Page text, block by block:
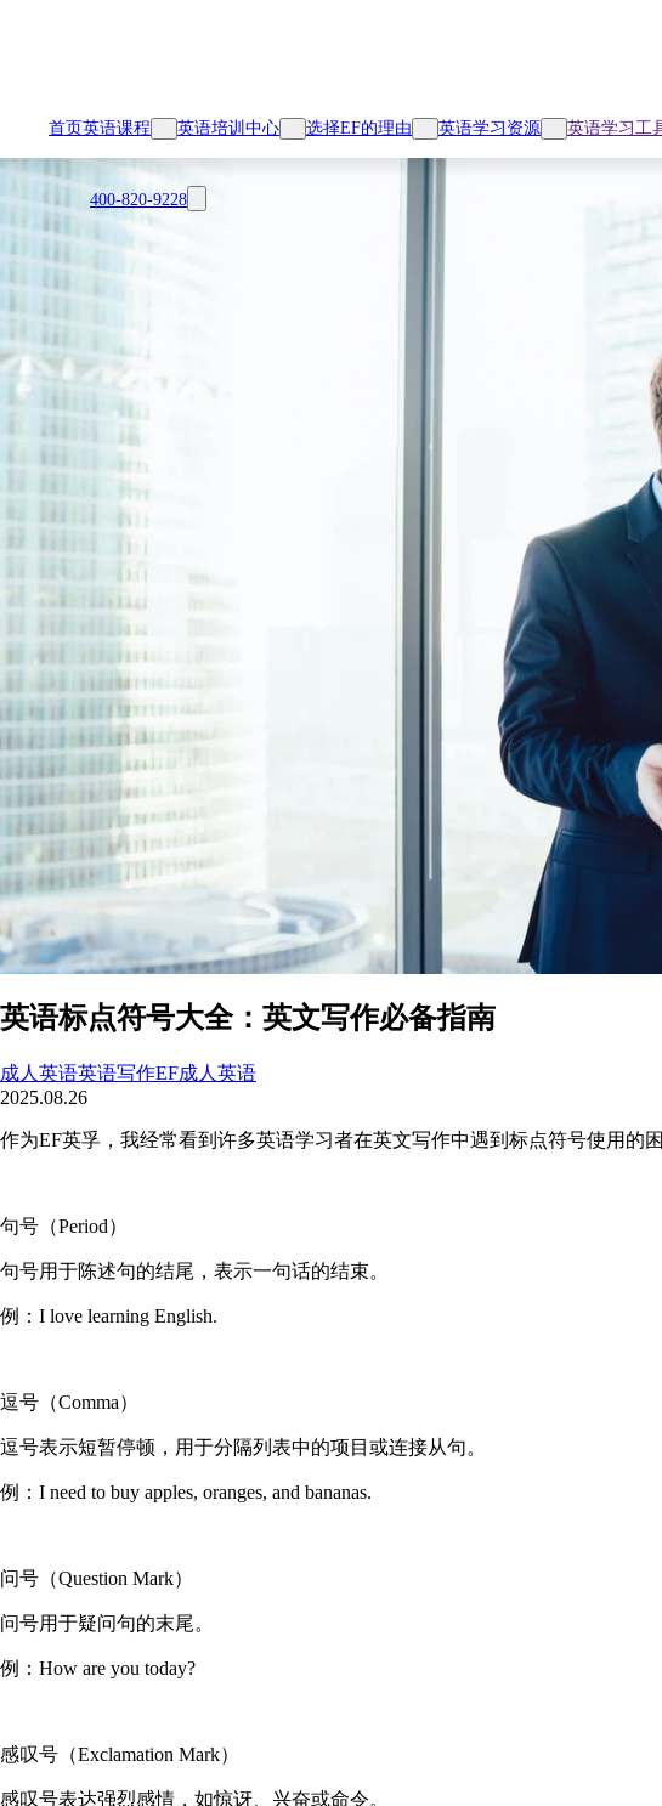
首页英语课程 英语培训中心 选择EF的理由 英语学习资源 英语学习工
400-820-9228
英语标点符号大全：英文写作必备指南
成人英语英语写作EF成人英语
2025.08.26
作为EF英孚，我经常看到许多英语学习者在英文写作中遇到标点符号使用的
句号（Period）
句号用于陈述句的结尾，表示一句话的结束。
例：I love learning English.
逗号（Comma）
逗号表示短暂停顿，用于分隔列表中的项目或连接从句。
例：I need to buy apples, oranges, and bananas.
问号（Question Mark）
问号用于疑问句的末尾。
例：How are you today?
感叹号（Exclamation Mark）
感叹号表达强烈感情，如惊讶、兴奋或命令。